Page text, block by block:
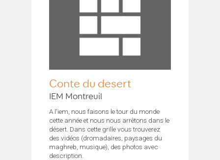
Conte du desert
IEM Montreuil
A l'iem, nous faisons le tour du monde
cette année et nous nous arrêtons dans le
désert. Dans cette grille vous trouverez
des vidéos (dromadaires, paysages du
maghreb, musique), des photos avec
description.